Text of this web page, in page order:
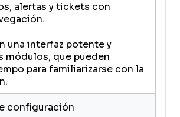
alertas y tickets con
una interfaz potente y
módulos, que pueden
para familiarizarse con la
configuración